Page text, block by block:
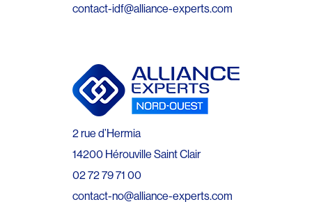
contact-idf@alliance-experts.com
2 rue d’Hermia
14200 Hérouville Saint Clair
02 72 79 71 00
contact-no@alliance-experts.com